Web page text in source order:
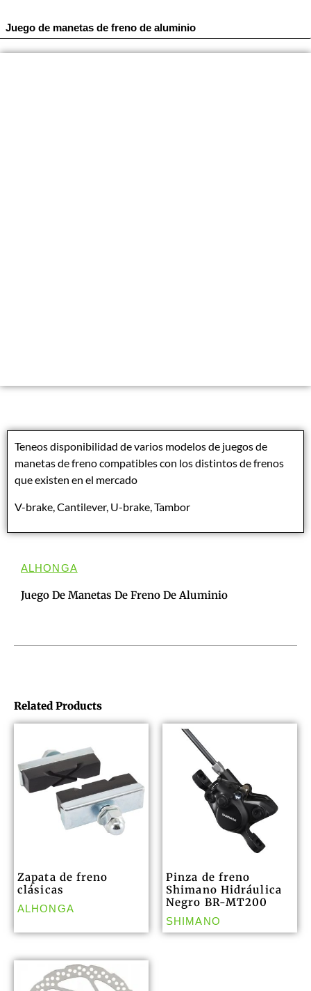
Juego de manetas de freno de aluminio
Teneos disponibilidad de varios modelos de juegos de
manetas de freno compatibles con los distintos de frenos
que existen en el mercado
V-brake, Cantilever, U-brake, Tambor
ALHONGA
Juego De Manetas De Freno De Aluminio
Related Products
Zapata de freno
clásicas
ALHONGA
Pinza de freno
Shimano Hidráulica
Negro BR-MT200
SHIMANO